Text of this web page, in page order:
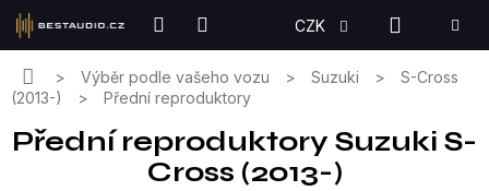
Přejít
obsah
CZK
KOŠÍK
DomůVýběr podle vašeho vozu Suzuki
S-Cross
(2013-)
Přední reproduktory
Přední reproduktory Suzuki S-
Cross (2013-)